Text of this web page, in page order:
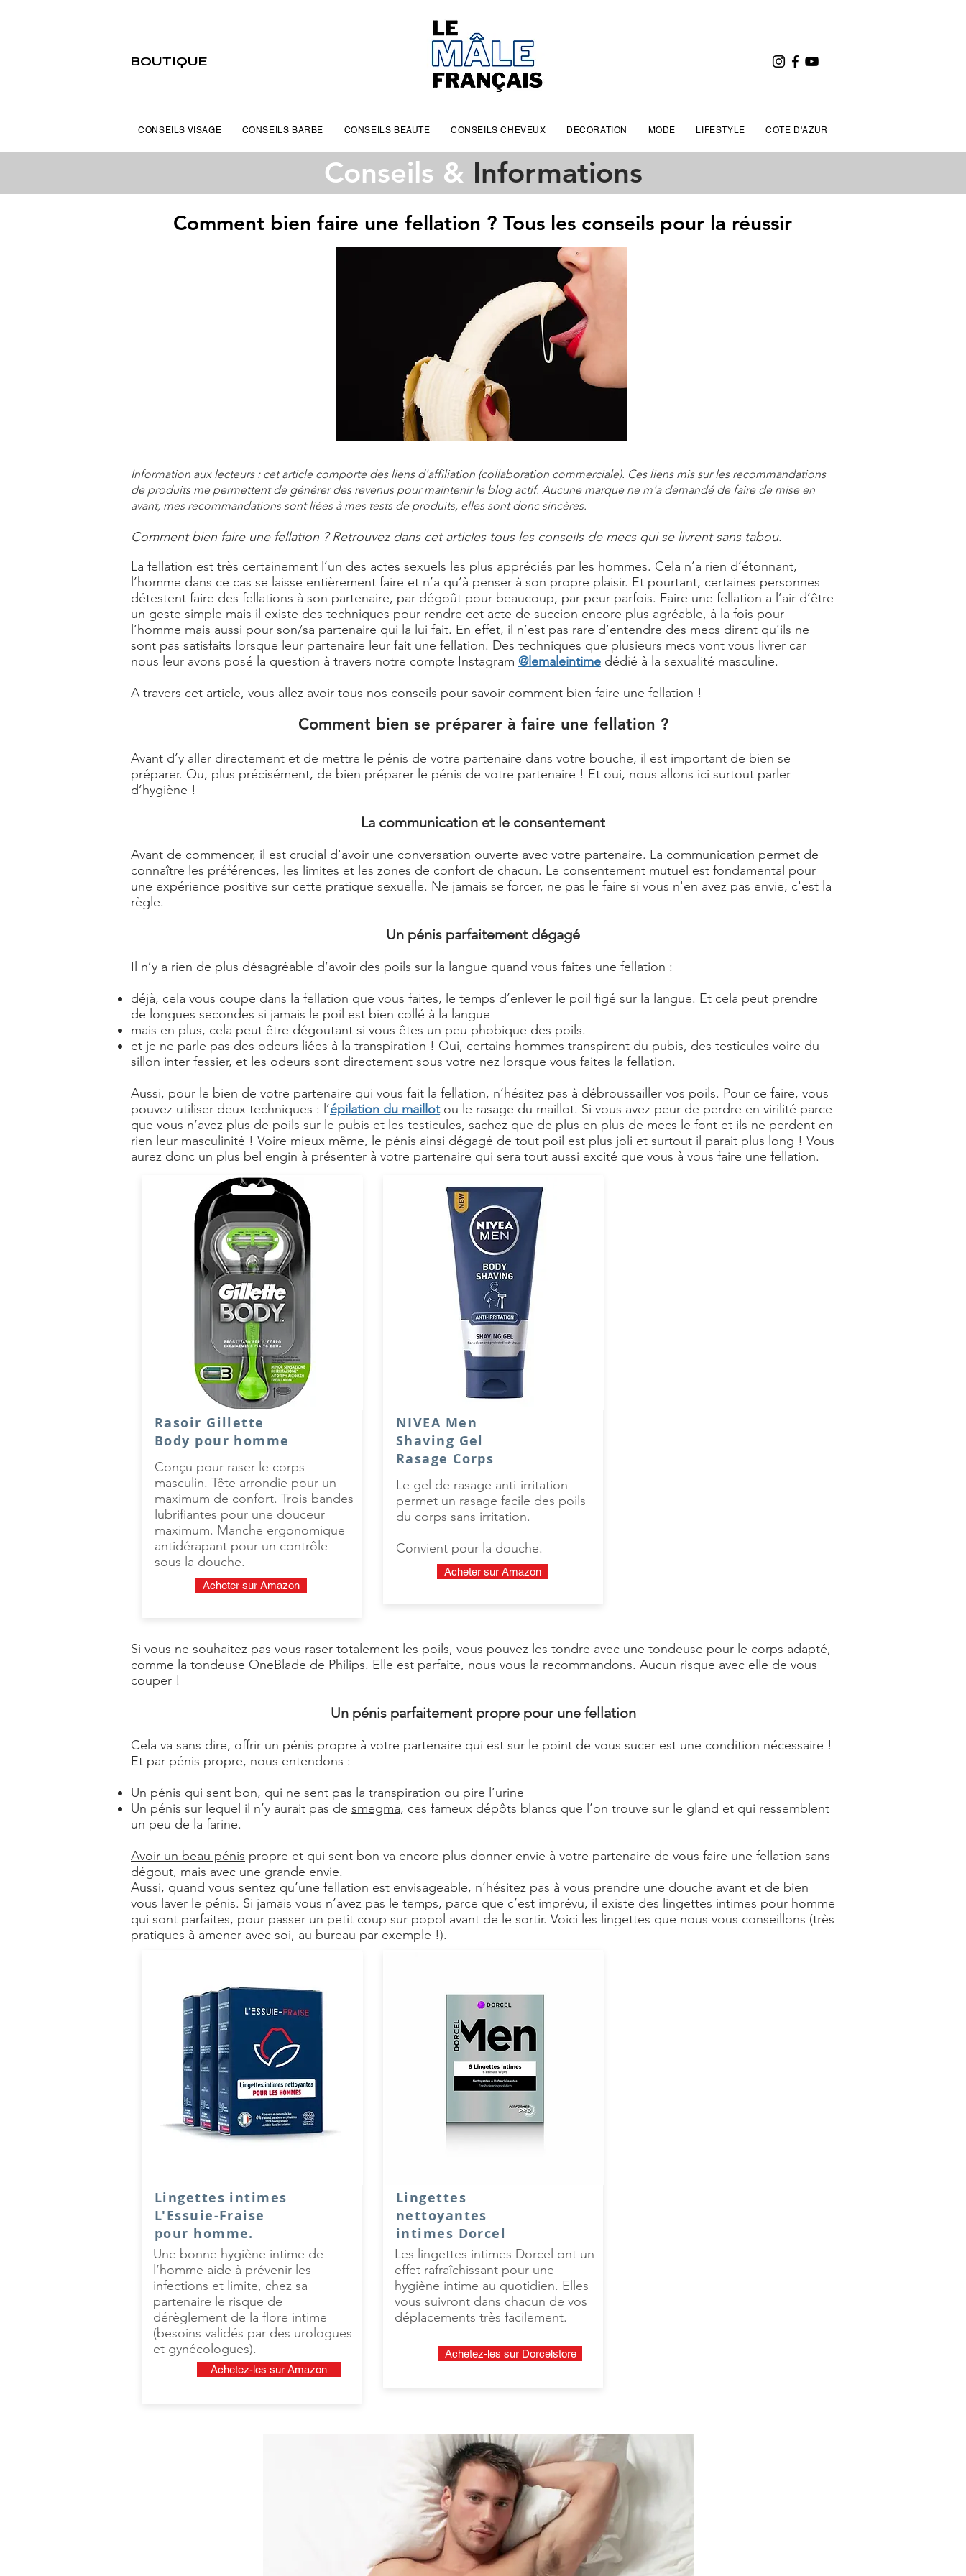
BOUTIQUE
Conseils & Informations
Comment bien faire une fellation ? Tous les conseils pour la réussir
Information aux lecteurs : cet article comporte des liens d'affiliation (collaboration commerciale). Ces liens mis sur les recommandations
de produits me permettent de générer des revenus pour maintenir le blog actif. Aucune marque ne m'a demandé de faire de mise en
avant, mes recommandations sont liées à mes tests de produits, elles sont donc sincères.
Comment bien faire une fellation ? Retrouvez dans cet articles tous les conseils de mecs qui se livrent sans tabou.
La fellation est très certainement l’un des actes sexuels les plus appréciés par les hommes. Cela n’a rien d’étonnant,
l’homme dans ce cas se laisse entièrement faire et n’a qu’à penser à son propre plaisir. Et pourtant, certaines personnes
détestent faire des fellations à son partenaire, par dégoût pour beaucoup, par peur parfois. Faire une fellation a l’air d’être
un geste simple mais il existe des techniques pour rendre cet acte de succion encore plus agréable, à la fois pour
l’homme mais aussi pour son/sa partenaire qui la lui fait. En effet, il n’est pas rare d’entendre des mecs dirent qu’ils ne
sont pas satisfaits lorsque leur partenaire leur fait une fellation. Des techniques que plusieurs mecs vont vous livrer car
nous leur avons posé la question à travers notre compte Instagram @lemaleintime dédié à la sexualité masculine.
A travers cet article, vous allez avoir tous nos conseils pour savoir comment bien faire une fellation !
Comment bien se préparer à faire une fellation ?
Avant d’y aller directement et de mettre le pénis de votre partenaire dans votre bouche, il est important de bien se
préparer. Ou, plus précisément, de bien préparer le pénis de votre partenaire ! Et oui, nous allons ici surtout parler
d’hygiène !
La communication et le consentement
Avant de commencer, il est crucial d'avoir une conversation ouverte avec votre partenaire. La communication permet de
connaître les préférences, les limites et les zones de confort de chacun. Le consentement mutuel est fondamental pour
une expérience positive sur cette pratique sexuelle. Ne jamais se forcer, ne pas le faire si vous n'en avez pas envie, c'est la
règle.
Un pénis parfaitement dégagé
Il n’y a rien de plus désagréable d’avoir des poils sur la langue quand vous faites une fellation :
déjà, cela vous coupe dans la fellation que vous faites, le temps d’enlever le poil figé sur la langue. Et cela peut prendre
de longues secondes si jamais le poil est bien collé à la langue
mais en plus, cela peut être dégoutant si vous êtes un peu phobique des poils.
et je ne parle pas des odeurs liées à la transpiration ! Oui, certains hommes transpirent du pubis, des testicules voire du
sillon inter fessier, et les odeurs sont directement sous votre nez lorsque vous faites la fellation.
Aussi, pour le bien de votre partenaire qui vous fait la fellation, n’hésitez pas à débroussailler vos poils. Pour ce faire, vous
pouvez utiliser deux techniques : l’épilation du maillotou le rasage du maillot. Si vous avez peur de perdre en virilité parce
que vous n’avez plus de poils sur le pubis et les testicules, sachez que de plus en plus de mecs le font et ils ne perdent en
rien leur masculinité ! Voire mieux même, le pénis ainsi dégagé de tout poil est plus joli et surtout il parait plus long ! Vous
aurez donc un plus bel engin à présenter à votre partenaire qui sera tout aussi excité que vous à vous faire une fellation.
Rasoir Gillette
Body pour homme
Conçu pour raser le corps
masculin. Tête arrondie pour un
maximum de confort. Trois bandes
lubrifiantes pour une douceur
maximum. Manche ergonomique
antidérapant pour un contrôle
sous la douche.
Acheter sur Amazon
NIVEA Men
Shaving Gel
Rasage Corps
Le gel de rasage anti-irritation
permet un rasage facile des poils
du corps sans irritation.
Convient pour la douche.
Acheter sur Amazon
Si vous ne souhaitez pas vous raser totalement les poils, vous pouvez les tondre avec une tondeuse pour le corps adapté,
comme la tondeuse OneBlade de Philips. Elle est parfaite, nous vous la recommandons. Aucun risque avec elle de vous
couper !
Un pénis parfaitement propre pour une fellation
Cela va sans dire, offrir un pénis propre à votre partenaire qui est sur le point de vous sucer est une condition nécessaire !
Et par pénis propre, nous entendons :
Un pénis qui sent bon, qui ne sent pas la transpiration ou pire l’urine
Un pénis sur lequel il n’y aurait pas de smegma, ces fameux dépôts blancs que l’on trouve sur le gland et qui ressemblent
un peu de la farine.
Avoir un beau pénis propre et qui sent bon va encore plus donner envie à votre partenaire de vous faire une fellation sans
dégout, mais avec une grande envie.
Aussi, quand vous sentez qu’une fellation est envisageable, n’hésitez pas à vous prendre une douche avant et de bien
vous laver le pénis. Si jamais vous n’avez pas le temps, parce que c’est imprévu, il existe des lingettes intimes pour homme
qui sont parfaites, pour passer un petit coup sur popol avant de le sortir. Voici les lingettes que nous vous conseillons (très
pratiques à amener avec soi, au bureau par exemple !).
Lingettes intimes
L'Essuie-Fraise
pour homme.
Une bonne hygiène intime de
l’homme aide à prévenir les
infections et limite, chez sa
partenaire le risque de
dérèglement de la flore intime
(besoins validés par des urologues
et gynécologues).
Achetez-les sur Amazon
Lingettes
nettoyantes
intimes Dorcel
Les lingettes intimes Dorcel ont un
effet rafraîchissant pour une
hygiène intime au quotidien. Elles
vous suivront dans chacun de vos
déplacements très facilement.
Achetez-les sur Dorcelstore
CONSEILS VISAGE CONSEILS BARBE CONSEILS BEAUTE CONSEILS CHEVEUX DECORATION MODE LIFESTYLE COTE D'AZUR